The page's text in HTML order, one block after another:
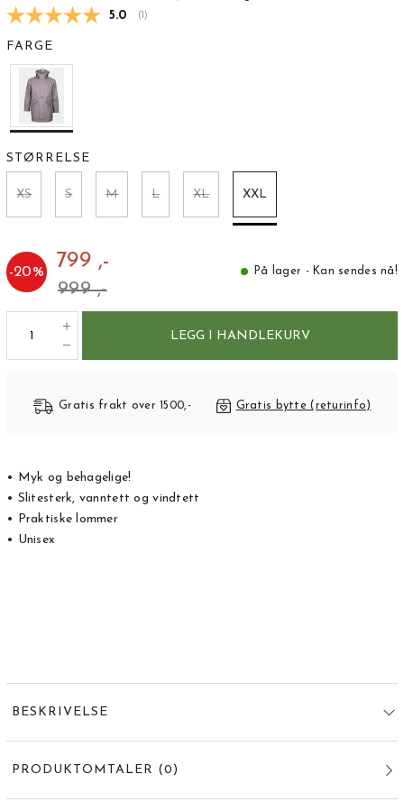
Gjennomsnittskarakter:
5.0 ( stemmer:
)
FARGE
STØRRELSE
XS S M L XL XXL
-20% 799 ,-
999 ,-
På lager - Kan sendes nå!
LEGG I HANDLEKURV
Gratis frakt over 1500,- Gratis bytte (returinfo)
• Myk og behagelige!
• Slitesterk, vanntett og vindtett
• Praktiske lommer
• Unisex
BESKRIVELSE
PRODUKTOMTALER (0 )